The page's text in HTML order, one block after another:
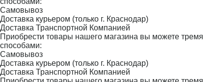
Самовывоз
Доставка курьером (только г. Краснодар)
Доставка Транспортной Компанией
Приобрести товары нашего магазина вы можете тремя
способами:
Самовывоз
Доставка курьером (только г. Краснодар)
Доставка Транспортной Компанией